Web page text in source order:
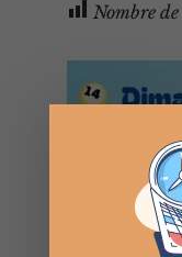
Nombre